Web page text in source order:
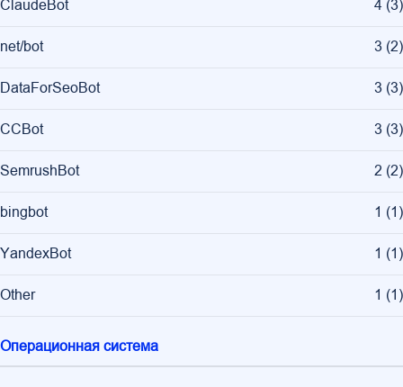
ClaudeBot 4 (3)
net/bot 3 (2)
DataForSeoBot 3 (3)
CCBot 3 (3)
SemrushBot 2 (2)
bingbot 1 (1)
YandexBot 1 (1)
Other 1 (1)
Операционная система